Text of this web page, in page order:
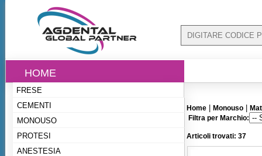
HOME
FRESE
CEMENTI
MONOUSO
PROTESI
ANESTESIA
Home Monouso
Filtra per Marchio:
Articoli trovati: 37